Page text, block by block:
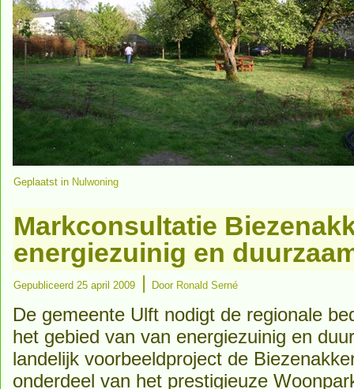
Geplaatst in Nulwoning
Markconsultatie
energiezuinig en
Gepubliceerd 25 april 2009 | Door Ronald Serné
De gemeente Ulft nodigt de regionale
het gebied van van energiezuinig en
landelijk voorbeeldproject de
onderdeel van het prestigieuze